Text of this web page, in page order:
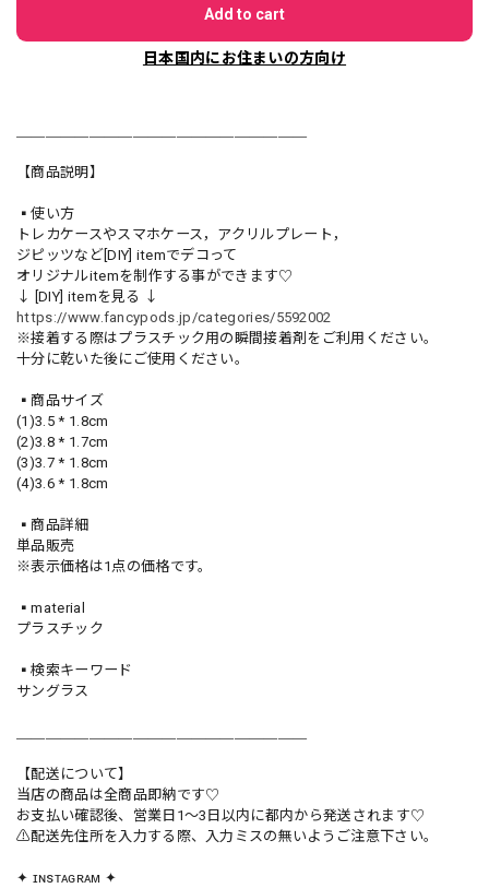
Add to cart
日本国内にお住まいの方向け
【商品説明】
▪️使い方
トレカケースやスマホケース，アクリルプレート，
ジピッツなど[DIY] itemでデコって
オリジナルitemを制作する事ができます♡
↓ [DIY] itemを見る ↓
https://www.fancypods.jp/categories/5592002
※接着する際はプラスチック用の瞬間接着剤をご利用ください。
十分に乾いた後にご使用ください。
▪️商品サイズ
(1)3.5 * 1.8cm
(2)3.8 * 1.7cm
(3)3.7 * 1.8cm
(4)3.6 * 1.8cm
▪️商品詳細
単品販売
※表示価格は1点の価格です。
▪️material
プラスチック
▪️検索キーワード
サングラス
【配送について】
当店の商品は全商品即納です♡︎
お支払い確認後、営業日1〜3日以内に都内から発送されます♡
⚠︎配送先住所を入力する際、入力ミスの無いようご注意下さい。
✦ ɪɴsᴛᴀɢʀᴀᴍ ✦